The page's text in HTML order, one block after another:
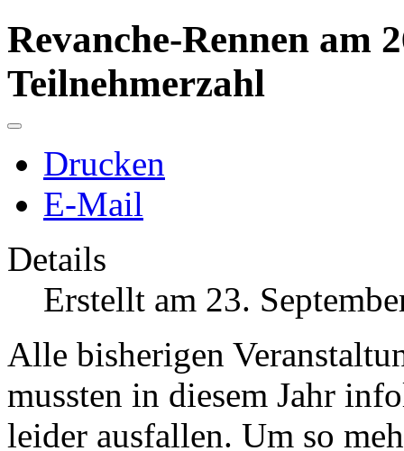
Revanche-Rennen am
Teilnehmerzahl
Drucken
E-Mail
Details
Erstellt am 23.
Alle bisherigen
mussten in diesem Jahr
leider ausfallen. Um so